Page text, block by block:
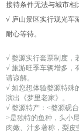
接待条件无法与城市相
√ 庐山景区实行观光车
耐心等待。
√ 婺源实行套票制度，
√ 旅游旺季车辆增多，
请谅解。
√ 如您想体验婺源特殊
演出《梦里老家》。
√ 婺源特产：<婺源砚
>是独特的鱼种，头小
肉嫩、汁多著称，梨